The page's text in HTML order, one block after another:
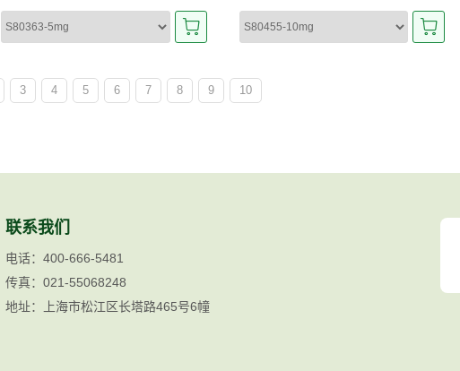
3 4 5 6 7 8 9 10
联系我们
电话：400-666-5481
传真：021-55068248
地址：上海市松江区长塔路465号6幢